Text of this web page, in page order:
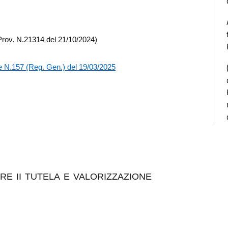
N.21314 del 21/10/2024)
N.157 (Reg. Gen.) del 19/03/2025
II TUTELA E VALORIZZAZIONE